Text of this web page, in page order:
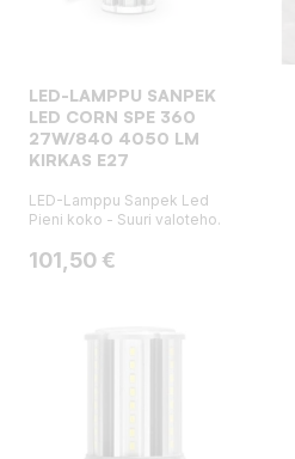
LED-LAMPPU SANPEK
LED CORN SPE 360
27W/840 4050 LM
KIRKAS E27
LED-Lamppu Sanpek Led
Pieni koko - Suuri valoteho.
Hinta
101,50 €